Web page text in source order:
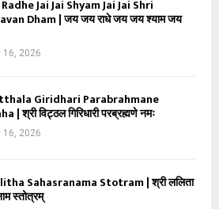
Jai Jai Shyam Jai Jai Shri
Dham | जय जय राधे जय जय श्याम जय
16, 2026
Giridhari Parabrahmane
| श्री विट्ठल गिरिधारी परब्रह्मणे नमः
16, 2026
Sahasranama Stotram | श्री ललिता
स्तोत्रम्